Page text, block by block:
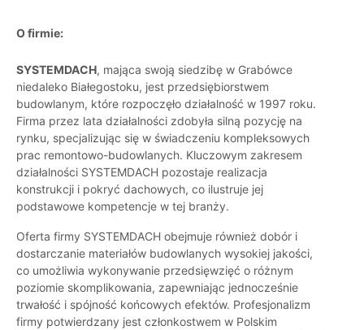
O firmie:
SYSTEMDACH, mająca swoją siedzibę w Grabówce
niedaleko Białegostoku, jest przedsiębiorstwem
budowlanym, które rozpoczęło działalność w 1997 roku.
Firma przez lata działalności zdobyła silną pozycję na
rynku, specjalizując się w świadczeniu kompleksowych
prac remontowo-budowlanych. Kluczowym zakresem
działalności SYSTEMDACH pozostaje realizacja
konstrukcji i pokryć dachowych, co ilustruje jej
podstawowe kompetencje w tej branży.
Oferta firmy SYSTEMDACH obejmuje również dobór i
dostarczanie materiałów budowlanych wysokiej jakości,
co umożliwia wykonywanie przedsięwzięć o różnym
poziomie skomplikowania, zapewniając jednocześnie
trwałość i spójność końcowych efektów. Profesjonalizm
firmy potwierdzany jest członkostwem w Polskim